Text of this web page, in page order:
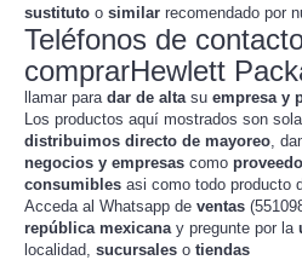
sustituto o similar recomendado por
Teléfonos de
comprarHewlett
llamar para dar de altasu empresa y
Los productos aquí mostrados son
distribuimos directo de mayoreo,
negocios y empresas como
consumibles asi como todo producto
Acceda al Whatsapp de ventas
república mexicanay pregunte por la
localidad, sucursales o tiendas